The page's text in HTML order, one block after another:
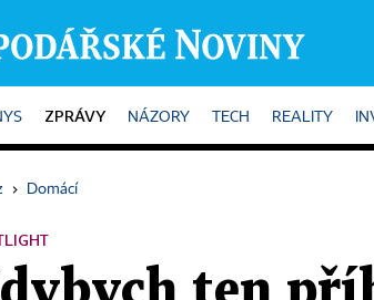
ZPRÁVY NÁZORY TECH REALITY
› Domácí